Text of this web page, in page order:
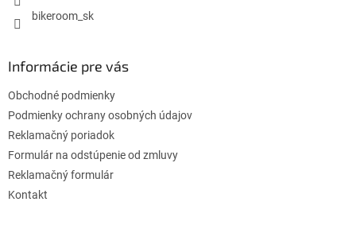
bikeroom_sk
Informácie pre vás
Obchodné podmienky
Podmienky ochrany osobných údajov
Reklamačný poriadok
Formulár na odstúpenie od zmluvy
Reklamačný formulár
Kontakt